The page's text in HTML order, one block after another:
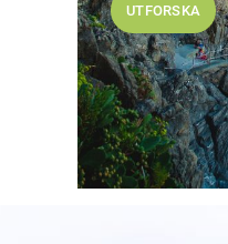
UTFORSKA